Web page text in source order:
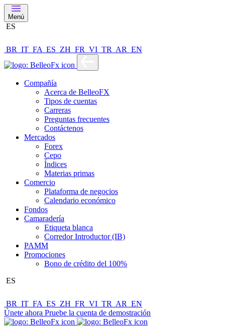
Menú
ES
BR IT FA ES ZH FR VI TR AR EN
Compañía
Acerca de BelleoFX
Tipos de cuentas
Carreras
Preguntas frecuentes
Contáctenos
Mercados
Forex
Cepo
Índices
Materias primas
Comercio
Plataforma de negocios
Calendario económico
Fondos
Camaradería
Etiqueta blanca
Corredor Introductor (IB)
PAMM
Promociones
Bono de crédito del 100%
ES
BR IT FA ES ZH FR VI TR AR EN
Únete ahora Pruebe la cuenta de demostración